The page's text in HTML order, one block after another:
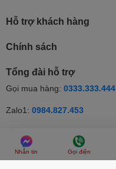
Hỗ trợ khách hàng
Chính sách
Tổng đài hỗ trợ
Gọi mua hàng: 0333.333.444
Zalo1: 0984.827.453
Nhắn tin Gọi điện